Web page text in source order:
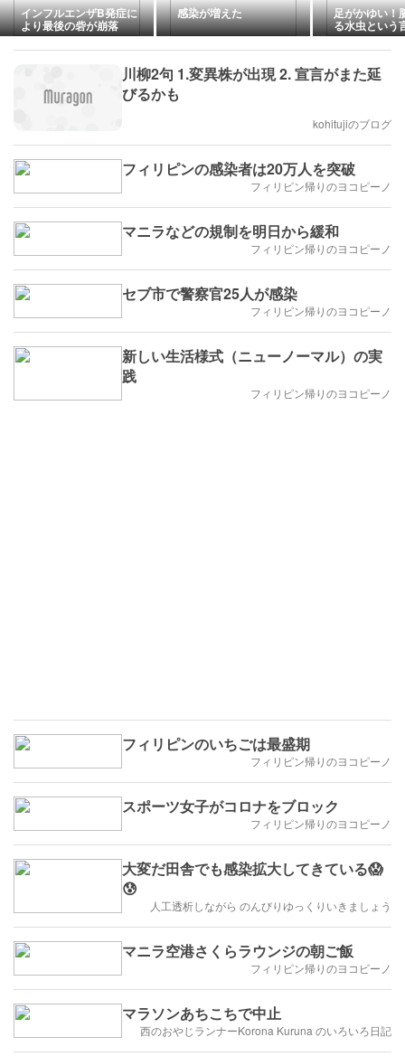
インフルエンザB発症に
より最後の砦が崩落
感染が増えた 足がかゆい！
る水虫という
皮膚科へこっ
てその結末は
川柳2句 1.変異株が出現 2. 宣言がまた延
びるかも
kohitujiのブログ
フィリピンの感染者は20万人を突破
フィリピン帰りのヨコピーノ
マニラなどの規制を明日から緩和
フィリピン帰りのヨコピーノ
セブ市で警察官25人が感染
フィリピン帰りのヨコピーノ
新しい生活様式（ニューノーマル）の実
践
フィリピン帰りのヨコピーノ
フィリピンのいちごは最盛期
フィリピン帰りのヨコピーノ
スポーツ女子がコロナをブロック
フィリピン帰りのヨコピーノ
大変だ田舎でも感染拡大してきている😱
😰
人工透析しながら のんびりゆっくりいきましょう
マニラ空港さくらラウンジの朝ご飯
フィリピン帰りのヨコピーノ
マラソンあちこちで中止
西のおやじランナーKorona Kuruna のいろいろ日記